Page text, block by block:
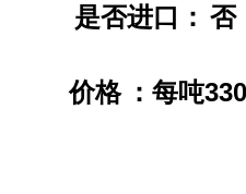
; 是否进口： 否
价格 ：每吨330